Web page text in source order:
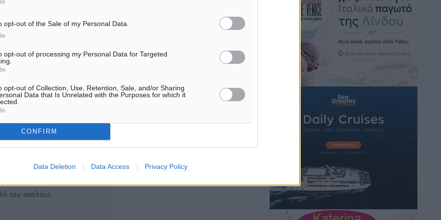
opt-out of the Sale of my Personal Data.
opt-out of processing my Personal Data for Targeted
opt-out of Collection, Use, Retention, Sale, and/or Sharing
Data that Is Unrelated with the Purposes for which it
CONFIRM
Data Deletion Data Access Privacy Policy
Η Δημοκρατική δεν υιοθετεί
όποια σχόλια θεωρούμε
Χρήστες που δεν τηρούν
του σχολίου.
Υπενθύμιση:
είδησης από άλλες ιστοσελίδες
είναι απαραίτητη η χρήση του
συνδέσμου παραπομπής προς το
Τοπικές Ειδήσεις πριν 2 ώρες
Iατρικός Σύλλογος Ροδου προς Α.
Γεωργιάδη: Στρατηγικές Προτάσεις για
την Ενίσχυση της Δημόσιας Υγείας στη
Νησιωτική Ελλάδα και στα
πριν 3 ώρες
Πάνθηρες: Ξεκίνησαν αισιόδοξοι για
την παρθενική “πτήση” τους
πριν 3 ώρες
Άρης Αρχαγγέλου: Στο πλευρό του
άτυχου Ιάκωβου Θωμά
Αθλητικά• πριν 3 ώρες